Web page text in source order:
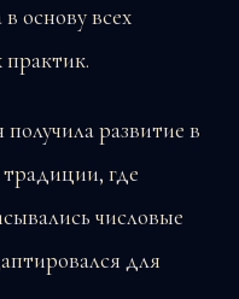
основу всех
практик.
развитие в
традиции, где
числовые
для